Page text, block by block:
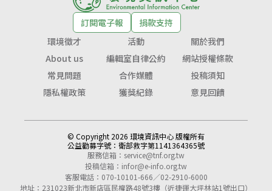
訂閱電子報
捐款支持
環境徵才
活動
關於我們
About us
編輯室自律公約
網站授權條款
常見問題
合作媒體
投稿須知
隱私權政策
獲獎紀錄 意見回饋
© Copyright 2026 環境資訊中心 版權所有
公益勸募字號： 衛部救字第1141364365號
服務信箱： service@tnf.org.tw
投稿信箱： infor@e-info.org.tw
客服電話：070-10101-666／02-2910-6000
地址：231023新北市新店區民權路48號3樓（近捷運大坪林站1號出口）